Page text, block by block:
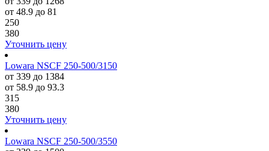
от 48.9 до 81
250
380
Уточнить цену
Lowara NSCF 250-500/3150
от 339 до 1384
от 58.9 до 93.3
315
380
Уточнить цену
Lowara NSCF 250-500/3550